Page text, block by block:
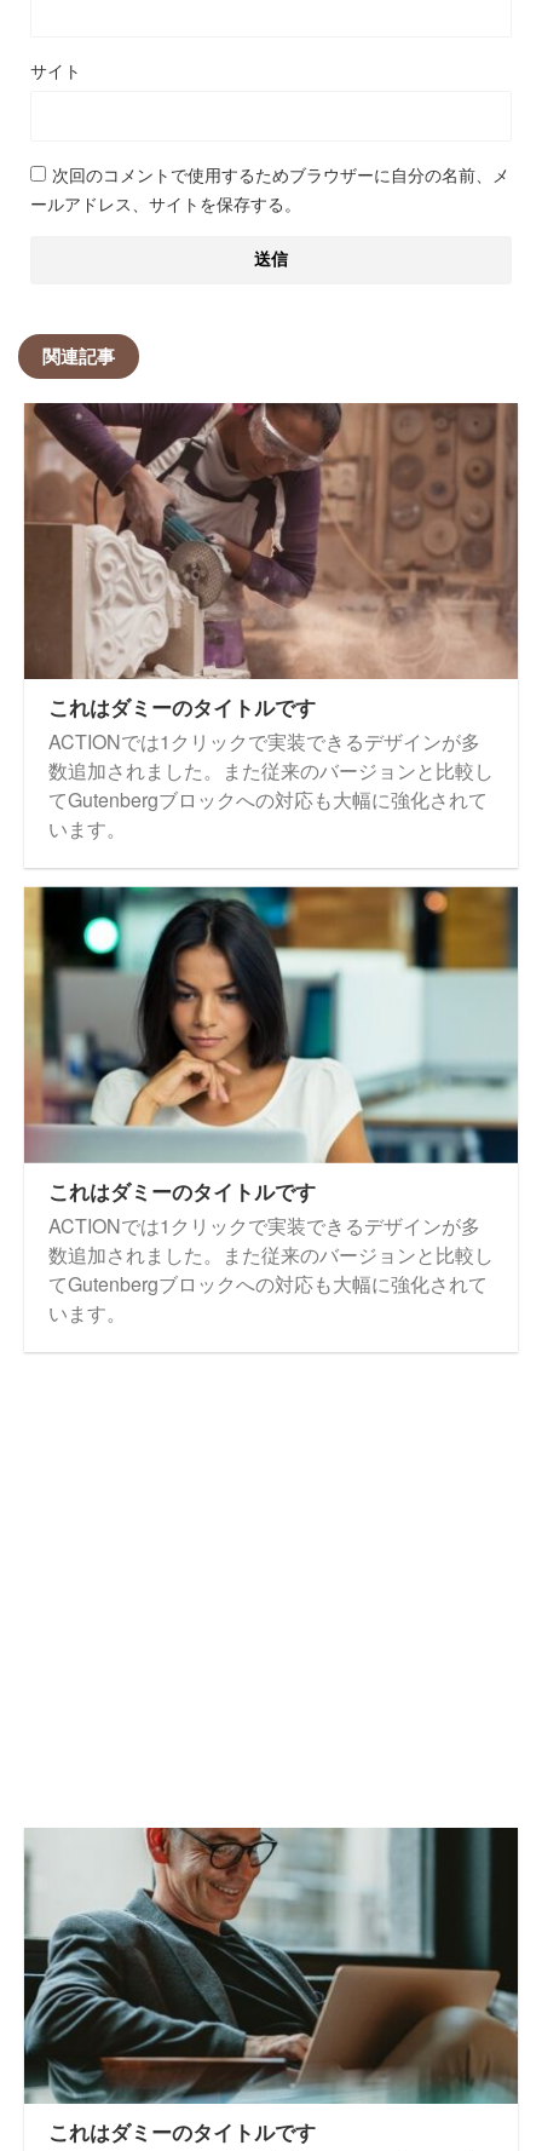
サイト
次回のコメントで使用するためブラウザーに自分の名前、メ
ールアドレス、サイトを保存する。
関連記事
これはダミーのタイトルです
ACTIONでは1クリックで実装できるデザインが多
数追加されました。また従来のバージョンと比較し
てGutenbergブロックへの対応も大幅に強化されて
います。
これはダミーのタイトルです
ACTIONでは1クリックで実装できるデザインが多
数追加されました。また従来のバージョンと比較し
てGutenbergブロックへの対応も大幅に強化されて
います。
これはダミーのタイトルです